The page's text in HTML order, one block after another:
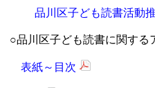
品川区子ども読書活動
○品川区子ども読書に関する
表紙～目次